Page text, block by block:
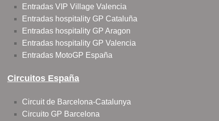
Entradas VIP Village Valencia
Entradas hospitality GP Cataluña
Entradas hospitality GP Aragon
Entradas hospitality GP Valencia
Entradas MotoGP España
Circuitos España
Circuit de Barcelona-Catalunya
Circuito GP Barcelona